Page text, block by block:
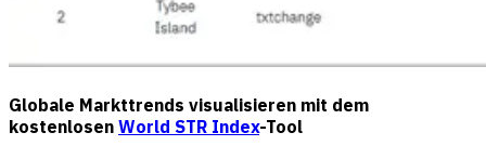
Globale Markttrends visualisieren mit dem
kostenlosen World STR Index-Tool